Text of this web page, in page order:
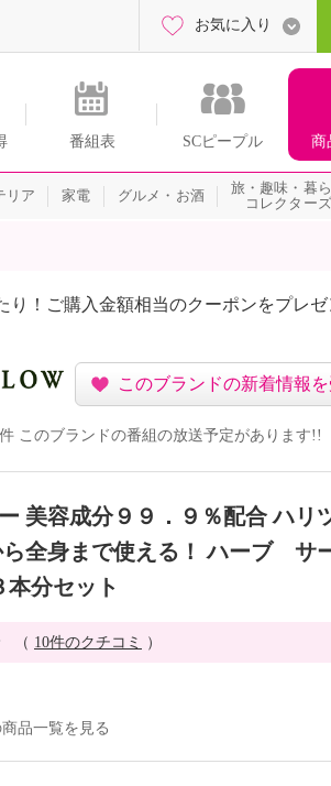
番組表 SCピープル 商
お気に入り
リア 家電 グルメ・お酒
旅・趣味・暮
コレクターズ
！ご購入金額相当のクーポンをプレゼ
このブランドの新着情報
このブランドの番組の放送予定があります!!
美容成分９９．９％配合 ハリ
ら全身まで使える！ ハーブ サ
本分セット
（ 10件のクチコミ ）
品一覧を見る